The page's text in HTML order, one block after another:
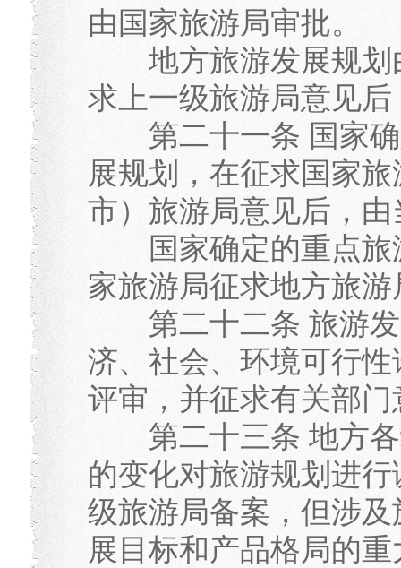
由国家旅游局审批。
地方旅游发展规划
求上一级旅游局意见
第二十一条 国家确
展规划，在征求国家
市）旅游局意见后，
国家确定的重点旅
家旅游局征求地方旅
第二十二条 旅游发
济、社会、环境可行
评审，并征求有关部门
第二十三条 地方各
的变化对旅游规划进
级旅游局备案，但涉
展目标和产品格局的